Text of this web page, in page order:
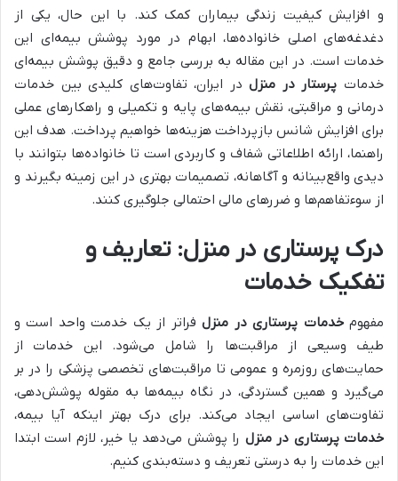
و افزایش کیفیت زندگی بیماران کمک کند. با این حال، یکی از
دغدغه‌های اصلی خانواده‌ها، ابهام در مورد پوشش بیمه‌ای این
خدمات است. در این مقاله به بررسی جامع و دقیق پوشش بیمه‌ای
خدمات پرستار در منزلدر ایران، تفاوت‌های کلیدی بین خدمات
درمانی و مراقبتی، نقش بیمه‌های پایه و تکمیلی و راهکارهای عملی
برای افزایش شانس بازپرداخت هزینه‌ها خواهیم پرداخت. هدف این
راهنما، ارائه اطلاعاتی شفاف و کاربردی است تا خانواده‌ها بتوانند با
دیدی واقع‌بینانه و آگاهانه، تصمیمات بهتری در این زمینه بگیرند و
از سوءتفاهم‌ها و ضررهای مالی احتمالی جلوگیری کنند.
درک پرستاری در منزل: تعاریف و
تفکیک خدمات
مفهومخدمات پرستاری در منزلفراتر از یک خدمت واحد است و
طیف وسیعی از مراقبت‌ها را شامل می‌شود. این خدمات از
حمایت‌های روزمره و عمومی تا مراقبت‌های تخصصی پزشکی را در بر
می‌گیرد و همین گستردگی، در نگاه بیمه‌ها به مقوله پوشش‌دهی،
تفاوت‌های اساسی ایجاد می‌کند. برای درک بهتر اینکه آیا بیمه،
خدمات پرستاری در منزل را پوشش می‌دهد یا خیر، لازم است ابتدا
این خدمات را به درستی تعریف و دسته‌بندی کنیم.